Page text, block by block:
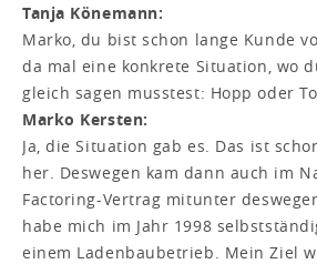
Tanja Könemann:
Marko, du bist schon lange Kunde
da mal eine konkrete Situation, wo
gleich sagen musstest: Hopp oder
Marko Kersten:
Ja, die Situation gab es. Das ist
her. Deswegen kam dann auch im
Factoring-Vertrag mitunter
habe mich im Jahr 1998
einem Ladenbaubetrieb. Mein Ziel